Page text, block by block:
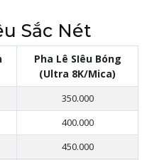
Sắc Nét
Pha Lê SIêu Bóng
(Ultra 8K/Mica)
350.000
400.000
450.000